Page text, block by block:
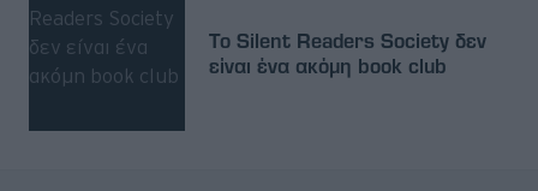
Το Silent Readers Society δεν
είναι ένα ακόμη book club